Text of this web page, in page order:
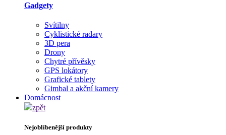
Gadgety
Svítilny
Cyklistické radary
3D pera
Drony
Chytré přívěsky
GPS lokátory
Grafické tablety
Gimbal a akční kamery
Domácnost
zpět
Nejoblíbenější produkty